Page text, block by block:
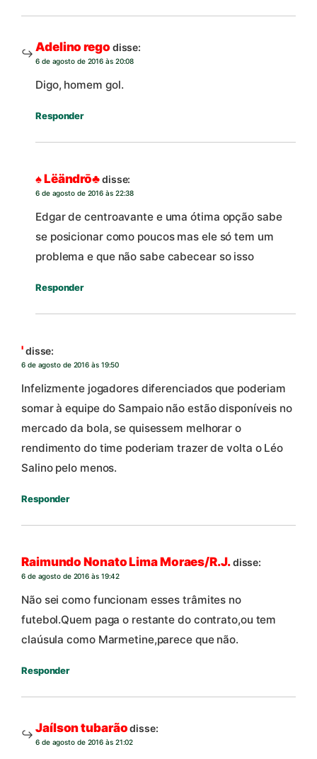
Adelino rego disse:
6 de agosto de 2016 às 20:08
Digo, homem gol.
Responder
♠ Lëändrō♣disse:
6 de agosto de 2016 às 22:38
Edgar de centroavante e uma ótima opção sabe
se posicionar como poucos mas ele só tem um
problema e que não sabe cabecear so isso
Responder
'disse:
6 de agosto de 2016 às 19:50
Infelizmente jogadores diferenciados que poderiam
somar à equipe do Sampaio não estão disponíveis no
mercado da bola, se quisessem melhorar o
rendimento do time poderiam trazer de volta o Léo
Salino pelo menos.
Responder
Raimundo Nonato Lima Moraes/R.J.disse:
6 de agosto de 2016 às 19:42
Não sei como funcionam esses trâmites no
futebol.Quem paga o restante do contrato,ou tem
claúsula como Marmetine,parece que não.
Responder
Jaílson tubarão disse:
6 de agosto de 2016 às 21:02